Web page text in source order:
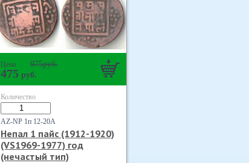
Цена 975руб.
475 руб.
Количество
AZ-NP 1п 12-20А
Непал 1 пайс (1912-1920)
(VS1969-1977) год
(нечастый тип)